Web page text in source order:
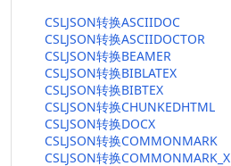
CSLJSON转换ASCIIDOC
CSLJSON转换ASCIIDOCTOR
CSLJSON转换BEAMER
CSLJSON转换BIBLATEX
CSLJSON转换BIBTEX
CSLJSON转换CHUNKEDHTML
CSLJSON转换DOCX
CSLJSON转换COMMONMARK
CSLJSON转换COMMONMARK_X